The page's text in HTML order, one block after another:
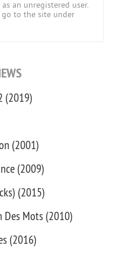
an unregistered user.
to the site under
(2019)
(2001)
(2009)
(2015)
Des Mots (2010)
(2016)